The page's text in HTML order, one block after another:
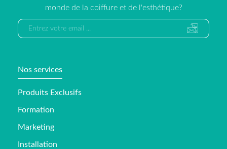
monde de la coiffure et de l'esthétique?
Nos services
Produits Exclusifs
Formation
Marketing
Installation